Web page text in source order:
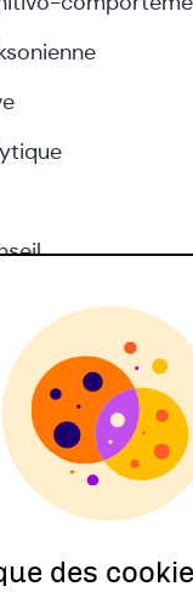
et
des